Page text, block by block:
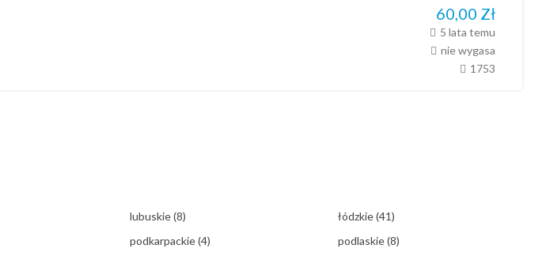
60,00 Zł
5 lata temu
nie wygasa
1753
lubuskie(8) łódzkie(41)
podkarpackie(4) podlaskie(8)